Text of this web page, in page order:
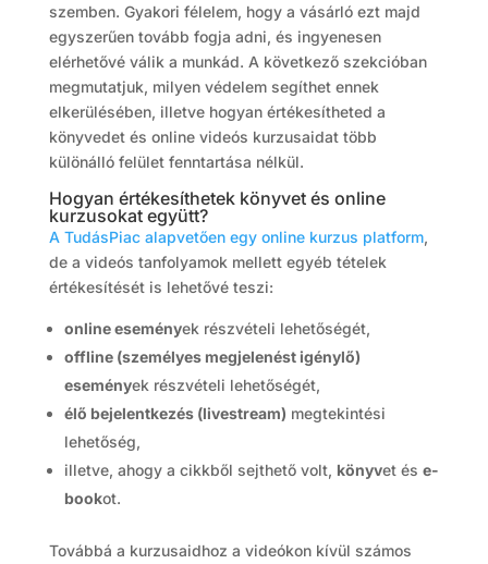
szemben. Gyakori félelem, hogy a vásárló ezt majd
egyszerűen tovább fogja adni, és ingyenesen
elérhetővé válik a munkád. A következő szekcióban
megmutatjuk, milyen védelem segíthet ennek
elkerülésében, illetve hogyan értékesítheted a
könyvedet és online videós kurzusaidat több
különálló felület fenntartása nélkül.
Hogyan értékesíthetek könyvet és online
kurzusokat együtt?
A TudásPiac alapvetően egy online kurzus platform,
de a videós tanfolyamok mellett egyéb tételek
értékesítését is lehetővé teszi:
online események részvételi lehetőségét,
offline (személyes megjelenést igénylő)
események részvételi lehetőségét,
élő bejelentkezés (livestream) megtekintési
lehetőség,
illetve, ahogy a cikkből sejthető volt, könyvet és e-
bookot.
Továbbá a kurzusaidhoz a videókon kívül számos